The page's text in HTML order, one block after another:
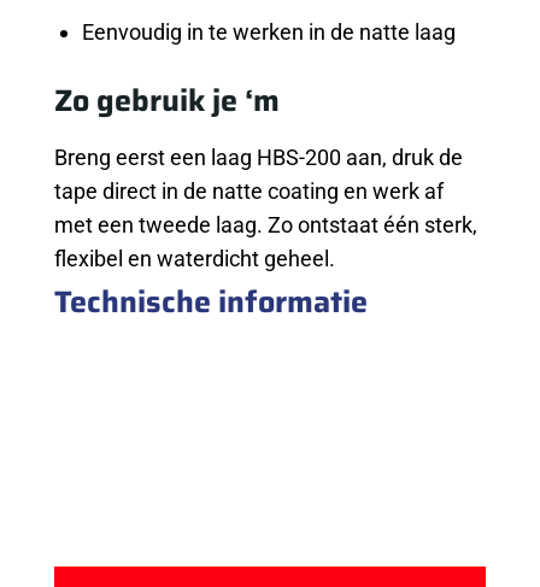
Eenvoudig in te werken in de natte laag
Zo gebruik je ‘m
Breng eerst een laag HBS-200 aan, druk de
tape direct in de natte coating en werk af
met een tweede laag. Zo ontstaat één sterk,
flexibel en waterdicht geheel.
Technische informatie